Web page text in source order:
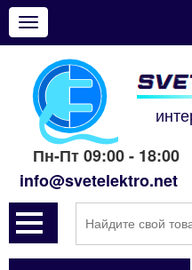
Показать
меню
Пн-Пт 09:00 - 18:00
info@svetelektro.net